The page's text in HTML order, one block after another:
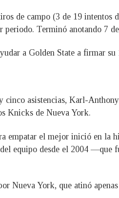
de campo (3 de 19 intentos
Terminó anotando 7
a Golden State a firmar
cinco asistencias, Karl-
Knicks de Nueva York.
empatar el mejor inició en la
equipo desde el 2004 —que
Nueva York, que atinó